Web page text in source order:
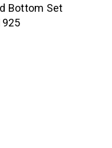
Bottom Set